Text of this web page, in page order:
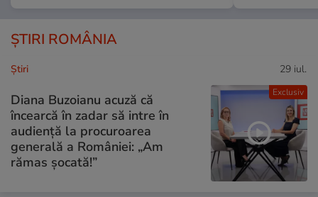
ȘTIRI ROMÂNIA
Exclusiv
Ştiri 29 iul.
Diana Buzoianu acuză că
încearcă în zadar să intre în
audiență la procuroarea
generală a României: „Am
rămas șocată!”